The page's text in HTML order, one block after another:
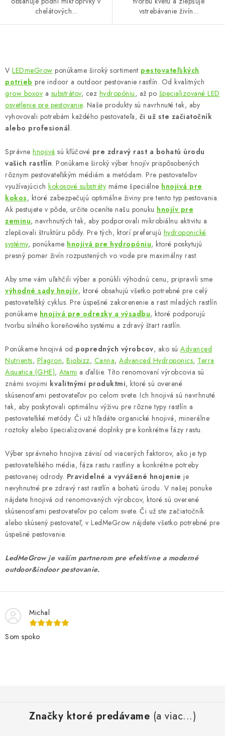
chelátových...
vstrebávanie živín...
v
l
á
d
a
c
i
e
p
r
v
k
y
v
ý
p
i
s
u
V LEDmeGrow ponúkame široký sortiment pestovateľských
potrieb pre indoor a outdoor pestovanie rastlín. Od kvalitných
grow boxov a substrátov, cez hydropóniu, až po špecializované LED
osvetlenie pre pestovanie. Naše produkty sú navrhnuté tak, aby
vyhovovali potrebám každého pestovateľa, či už ste začiatočník
alebo profesionál.
Správne hnojivá sú kľúčové pre zdravý rast a bohatú úrodu
vašich rastlín. Ponúkame široký výber hnojív prispôsobených
rôznym pestovateľským médiám a metódam. Pre pestovateľov
využívajúcich kokosové substráty máme špeciálne hnojivá pre
kokos, ktoré zabezpečujú optimálne živiny pre tento typ pestovania.
Ak pestujete v pôde, určite oceníte našu ponuku hnojív pre
zeminu, navrhnutých tak, aby podporovali mikrobiálnu aktivitu a
zlepšovali štruktúru pôdy. Pre tých, ktorí preferujú hydroponické
systémy, ponúkame hnojivá pre hydropóniu, ktoré poskytujú
presný pomer živín rozpustených vo vode pre maximálny rast.
Aby sme vám uľahčili výber a ponúkli výhodnú cenu, pripravili sme
výhodné sady hnojív, ktoré obsahujú všetko potrebné pre celý
pestovateľský cyklus. Pre úspešné zakorenenie a rast mladých rastlín
ponúkame hnojivá pre odrezky a výsadbu, ktoré podporujú
tvorbu silného koreňového systému a zdravý štart rastlín.
Ponúkame hnojivá od popredných výrobcov, ako sú Advanced
Nutrients, Plagron, Biobizz, Canna, Advanced Hydroponics, Terra
Aquatica (GHE), Atami a ďalšie. Títo renomovaní výrobcovia sú
známi svojimi kvalitnými produktmi, ktoré sú overené
skúsenosťami pestovateľov po celom svete. Ich hnojivá sú navrhnuté
tak, aby poskytovali optimálnu výživu pre rôzne typy rastlín a
pestovateľské metódy. Či už hľadáte organické hnojivá, minerálne
roztoky alebo špecializované doplnky pre konkrétne fázy rastu.
Výber správneho hnojiva závisí od viacerých faktorov, ako je typ
pestovateľského média, fáza rastu rastliny a konkrétne potreby
pestovanej odrody. Pravidelné a vyvážené hnojenie je
nevyhnutné pre zdravý rast rastlín a bohatú úrodu. V našej ponuke
nájdete hnojivá od renomovaných výrobcov, ktoré sú overené
skúsenosťami pestovateľov po celom svete. Či už ste začiatočník
alebo skúsený pestovateľ, v LedMeGrow nájdete všetko potrebné pre
úspešné pestovanie.
LedMeGrow je vaším partnerom pre efektívne a moderné
outdoor&indoor pestovanie.
Michal
Som spoko
Značky ktoré predávame (a viac...)